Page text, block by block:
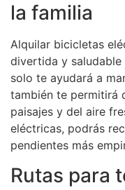
la familia
Alquilar bicicletas
divertida y saludable
solo te ayudará a
también te permitirá
paisajes y del aire
eléctricas, podrás
pendientes más
Rutas para